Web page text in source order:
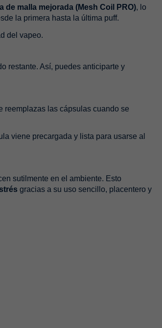
de malla mejorada (Mesh Coil PRO), lo
la primera hasta la última puff.
del vapeo.
restante. Así, puedes anticiparte y
reemplazas las cápsulas cuando se
viene precargada y lista para usarse al
sutilmente en el ambiente. Esto
gracias a su uso sencillo, placentero y